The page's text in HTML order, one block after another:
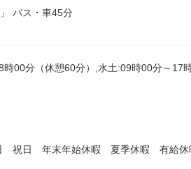
バス・車45分
00分（休憩60分）,水土:09時00分～17
祝日 年末年始休暇 夏季休暇 有給